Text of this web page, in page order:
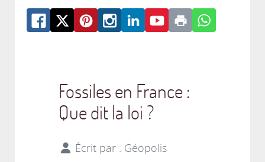
Fossiles en France :
Que dit la loi ?
Écrit par : Géopolis